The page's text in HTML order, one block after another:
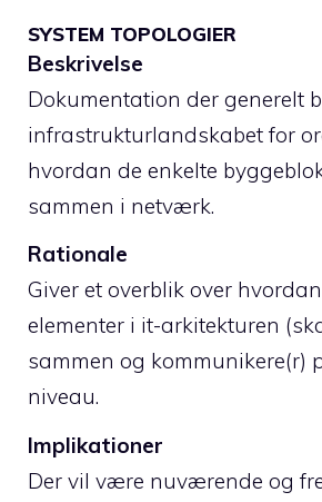
SYSTEM TOPOLOGIER
Beskrivelse
Dokumentation der generelt
infrastrukturlandskabet for
hvordan de enkelte
sammen i netværk.
Rationale
Giver et overblik over
elementer i it-arkitekturen
sammen og kommunikere(r)
niveau.
Implikationer
Der vil være nuværende og